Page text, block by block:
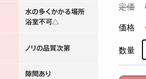
定価
価格
数量